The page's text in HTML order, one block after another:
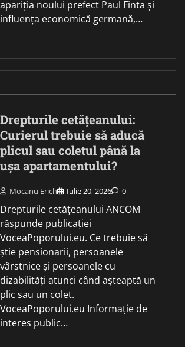
apariția noului prefect Paul Finta și
influența economică germană,…
Drepturile cetățeanului:
Curierul trebuie să aducă
plicul sau coletul până la
ușa apartamentului?
Mocanu Erich Iulie 20, 2026 0
Drepturile cetățeanului ANCOM
răspunde publicației
VoceaPoporului.eu. Ce trebuie să
știe pensionarii, persoanele
vârstnice și persoanele cu
dizabilități atunci când așteaptă un
plic sau un colet.
VoceaPoporului.eu Informație de
interes public…